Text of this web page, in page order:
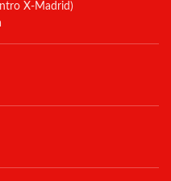
X-Madrid)